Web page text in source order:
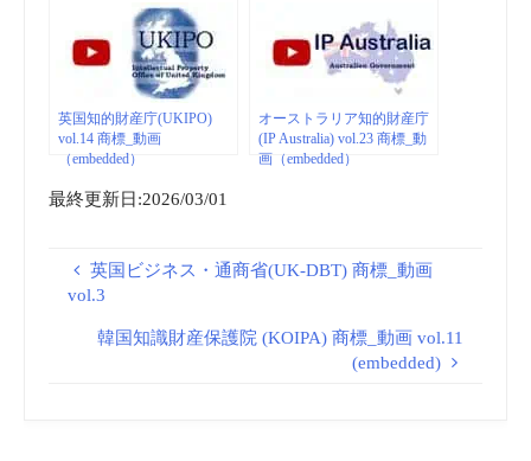
英国知的財産庁(UKIPO)
vol.14 商標_動画
（embedded）
オーストラリア知的財産庁
(IP Australia) vol.23 商標_動
画（embedded）
最終更新日:2026/03/01
英国ビジネス・通商省(UK-DBT) 商標_動画
vol.3
韓国知識財産保護院 (KOIPA) 商標_動画 vol.11
(embedded)